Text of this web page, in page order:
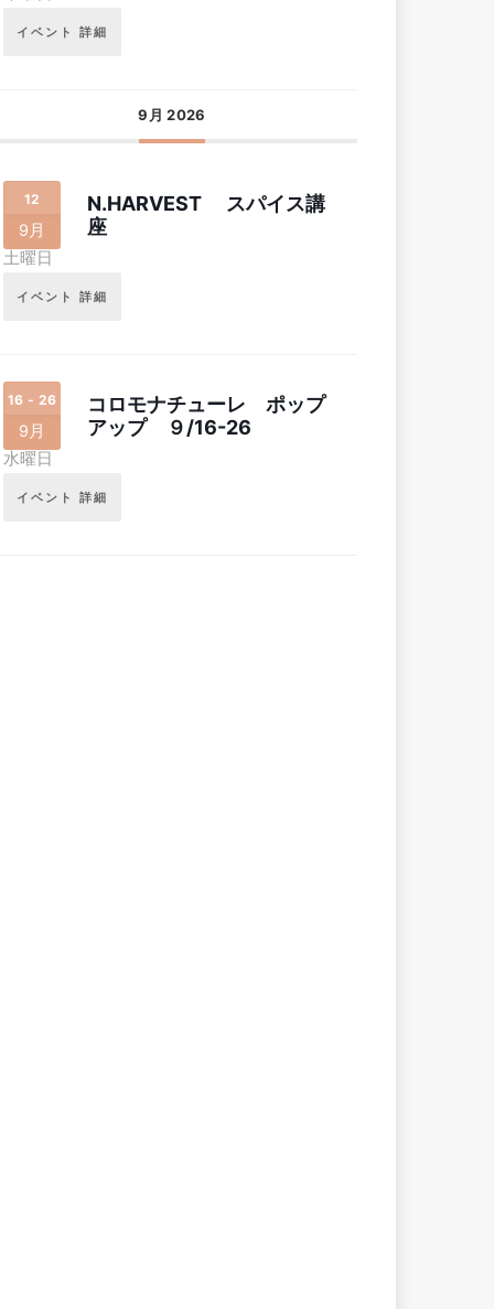
イベント 詳細
9月 2026
12
9月
N.HARVEST スパイス講
座
土曜日
イベント 詳細
16 - 26
9月
コロモナチューレ ポップ
アップ ９/16-26
水曜日
イベント 詳細